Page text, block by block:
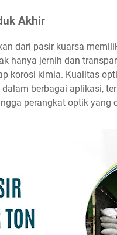
Akhir
dari pasir kuarsa
hanya jernih dan
korosi kimia. Kualitas
berbagai aplikasi,
perangkat optik yang